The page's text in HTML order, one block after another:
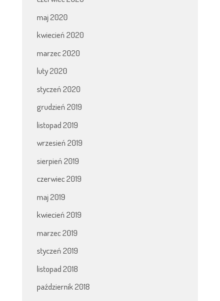
maj 2020
kwiecień 2020
marzec 2020
luty 2020
styczeń 2020
grudzień 2019
listopad 2019
wrzesień 2019
sierpień 2019
czerwiec 2019
maj 2019
kwiecień 2019
marzec 2019
styczeń 2019
listopad 2018
październik 2018